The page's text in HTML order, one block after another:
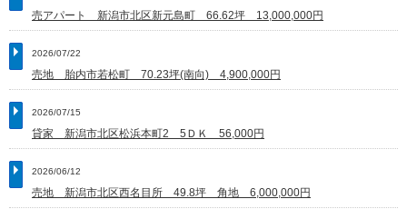
売アパート 新潟市北区新元島町 66.62坪 13,000,000円
2026/07/22
売地 胎内市若松町 70.23坪(南向) 4,900,000円
2026/07/15
貸家 新潟市北区松浜本町2 5ＤＫ 56,000円
2026/06/12
売地 新潟市北区西名目所 49.8坪 角地 6,000,000円